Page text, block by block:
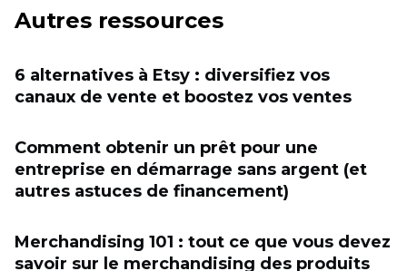
Autres ressources
6 alternatives à Etsy : diversifiez vos
canaux de vente et boostez vos ventes
Comment obtenir un prêt pour une
entreprise en démarrage sans argent (et
autres astuces de financement)
Merchandising 101 : tout ce que vous devez
savoir sur le merchandising des produits